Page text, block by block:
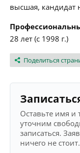
высшая, кандидат
28 лет (с 1998 г.)
Поделиться
Оставьте имя
уточним
записаться.
ничего не стоит.